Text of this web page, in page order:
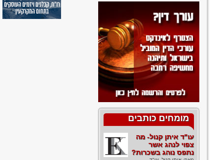
מומחים כותבים
עו"ד איתן קנול- מה
צפוי לנהג אשר
נתפס נוהג בשכרות?